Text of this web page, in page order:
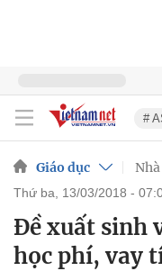
#
Giáo dục
thứ ba, 13/03/2018 -
Đề xuất sinh
học phí, vay